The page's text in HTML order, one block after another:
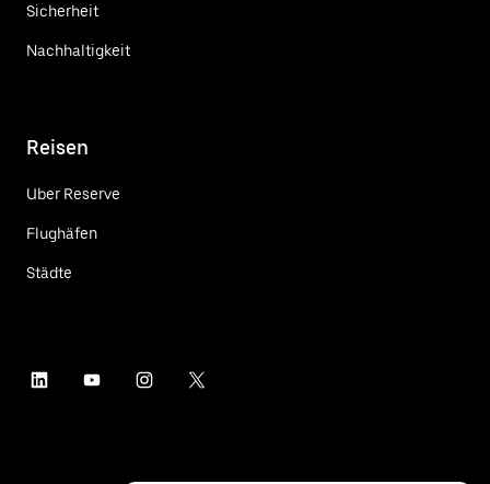
Sicherheit
Nachhaltigkeit
Reisen
Uber Reserve
Flughäfen
Städte